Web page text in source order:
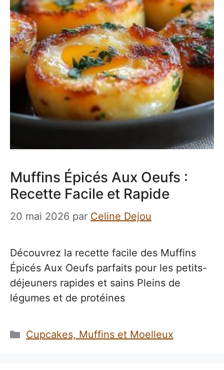
Muffins Épicés Aux Oeufs :
Recette Facile et Rapide
20 mai 2026 par Celine Dejou
Découvrez la recette facile des Muffins
Épicés Aux Oeufs parfaits pour les petits-
déjeuners rapides et sains Pleins de
légumes et de protéines
Catégories
Cupcakes, Muffins et Moelleux